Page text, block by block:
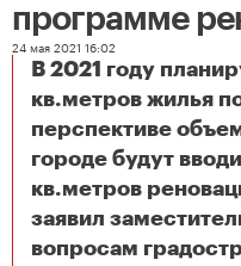
программе
24 мая 2021 16:02
В 2021 году
кв.метров жилья
перспективе
городе будут
кв.метров
заявил
вопросам